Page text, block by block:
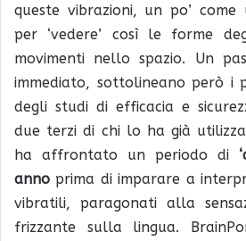
queste vibrazioni, un po’
per ‘vedere’ così le forme
movimenti nello spazio. Un
immediato, sottolineano però i
degli studi di efficacia e
due terzi di chi lo ha già
ha affrontato un periodo di
anno prima di imparare a
vibratili, paragonati alla
frizzante sulla lingua.